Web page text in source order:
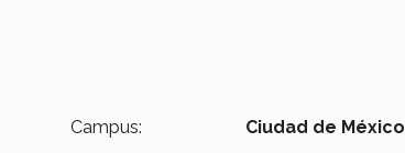
Campus:
Ciudad de México